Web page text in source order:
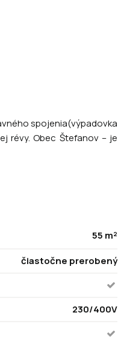
spojenia(výpadovka
révy. Obec Štefanov – je
55 m²
čiastočne prerobený
230/400V